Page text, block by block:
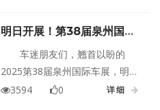
明日开展！第38届泉州国际
车展与您相约晋江国际会展中
车迷朋友们，翘首以盼的
2025第38届泉州国际车展，明天
就要在晋江国际会展中心盛大开
3594 0 详细